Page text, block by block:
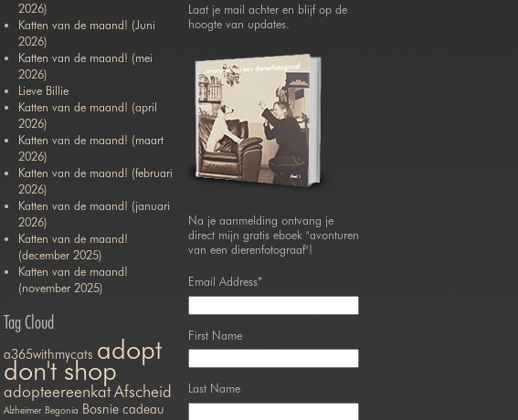
2026)
Katten van de maand! (Juni
2026)
Katten van de maand! (mei
2026)
Lieve Billie
Katten van de maand! (april
2026)
Katten van de maand! (maart
2026)
Katten van de maand! (februari
2026)
Katten van de maand! (januari
2026)
Katten van de maand!
(december 2025)
Katten van de maand!
(november 2025)
Tag Cloud
a365withmycats adopt
don't shop
adopteereenkat Afscheid
Alzheimer Begonia Bosnie cadeau
Laat je mail achter en blijf op de
hoogte van updates.
Na je aanmelding ontvang je
direct mijn gratis eboek "avonturen
van een dierenfotograaf"!
Email Address*
First Name
Last Name